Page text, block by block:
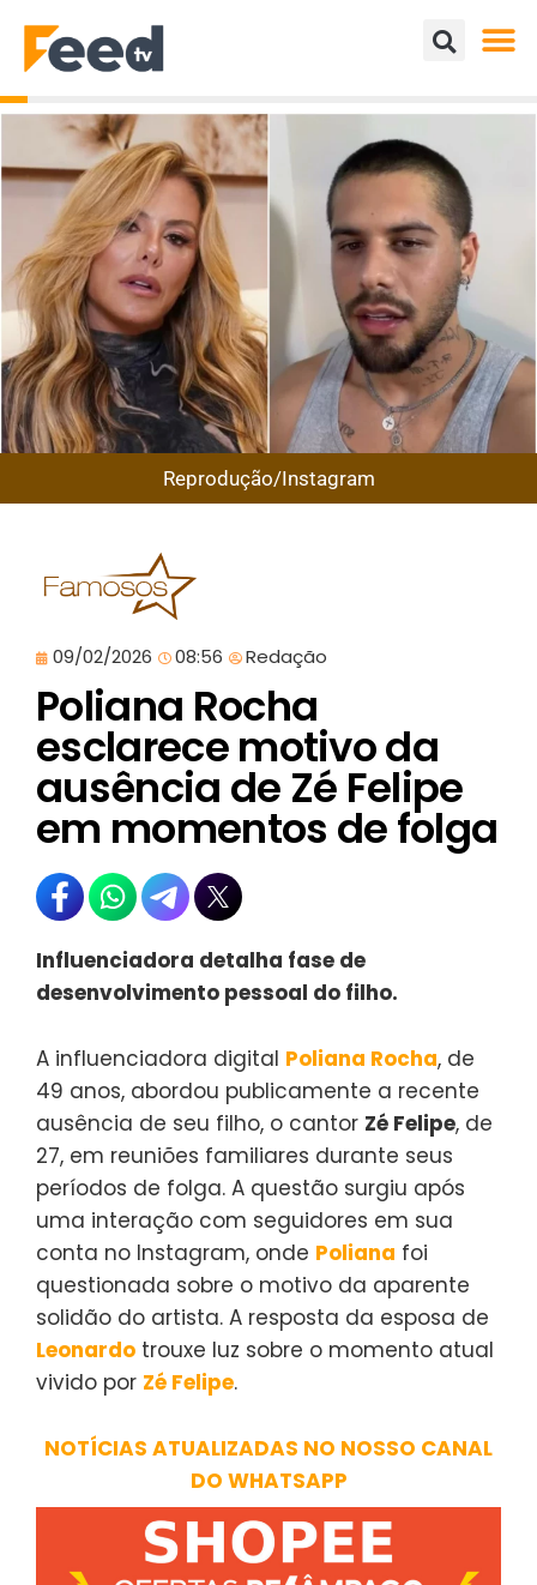
Reprodução/Instagram
09/02/2026 08:56 Redação
Poliana Rocha
esclarece motivo da
ausência de Zé Felipe
em momentos de folga
Influenciadora detalha fase de
desenvolvimento pessoal do filho.
A influenciadora digital Poliana Rocha, de
49 anos, abordou publicamente a recente
ausência de seu filho, o cantor Zé Felipe, de
27, em reuniões familiares durante seus
períodos de folga. A questão surgiu após
uma interação com seguidores em sua
conta no Instagram, onde Poliana foi
questionada sobre o motivo da aparente
solidão do artista. A resposta da esposa de
Leonardo trouxe luz sobre o momento atual
vivido por Zé Felipe.
NOTÍCIAS ATUALIZADAS NO NOSSO CANAL
DO WHATSAPP